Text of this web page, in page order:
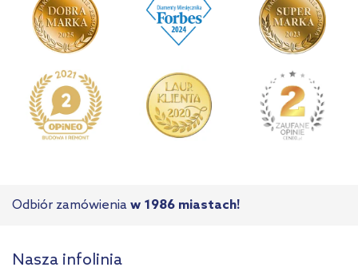
Odbiór zamówienia w 1986 miastach!
Nasza infolinia